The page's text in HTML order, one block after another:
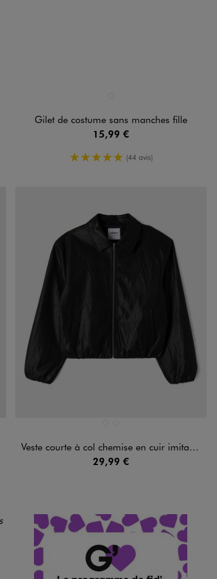
Gilet de costume sans manches fille
15,99 €
5/5 de moyenne
(44 avis)
Veste courte à col chemise en cuir imitation femme
29,99 €